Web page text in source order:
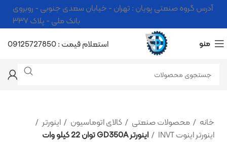
آدرس گروه صنعتی پویان : تهران - خیابان سعدی جنوبی - روبروی
بانک ملی - پلاک ۳۳۷
منو استعلام قیمت : 09125727850
خانه محصولات صنعتی کالای اتوماسیون
اینورتر
اینورتر اینوت INVT
اینورتر GD350A توان 22 کیلو وات